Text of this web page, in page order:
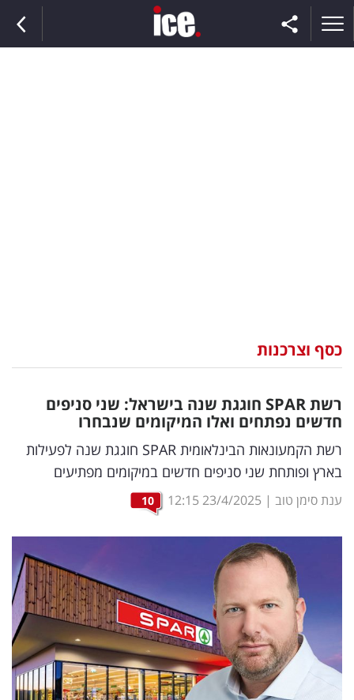
וצרכנות
דיגיטל
וטק
שיווק
ופרסום
משפט
מדדים
ומחקרים
דעות
רכילות
כסף וצרכנות
רשתSPAR חוגגת שנה בישראל: שני סניפים
חדשים נפתחים ואלו המיקומים שנבחרו
רשת הקמעונאות הבינלאומית SPAR חוגגת שנה לפעילות
בארץ ופותחת שני סניפים חדשים במיקומים מפתיעים
ענת סימן טוב |
23/4/2025
12:15
10